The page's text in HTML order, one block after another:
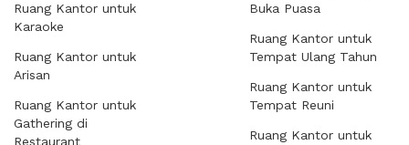
Ruang Kantor untuk
Karaoke
Ruang Kantor untuk
Arisan
Ruang Kantor untuk
Gathering di
Restaurant
Buka Puasa
Ruang Kantor untuk
Tempat Ulang Tahun
Ruang Kantor untuk
Tempat Reuni
Ruang Kantor untuk